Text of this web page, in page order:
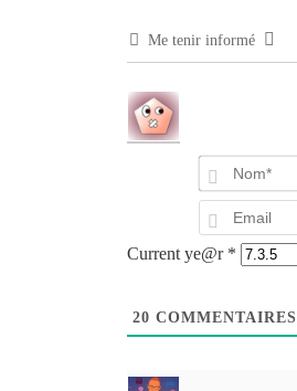
Me tenir informé
Current ye@r *
20 COMMENTAIRES